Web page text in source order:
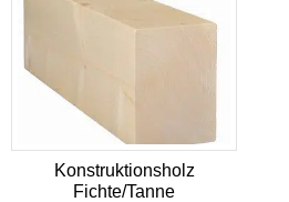
Konstruktionsholz
Fichte/Tanne